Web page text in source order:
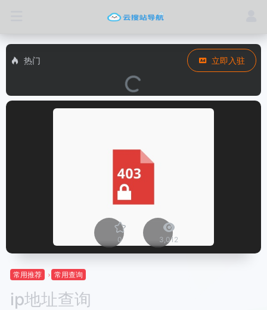
热门 立即入驻
0 3,012
常用推荐 常用查询
ip地址查询